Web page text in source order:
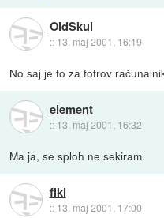
OldSkul
:: 13. maj 2001, 16:19
No saj je to za fotrov
element
:: 13. maj 2001, 16:32
Ma ja, se sploh ne sekiram.
fiki
:: 13. maj 2001, 17:00